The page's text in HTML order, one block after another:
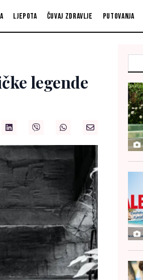
Ljepota Čuvaj zdravlje Putovanja
legende